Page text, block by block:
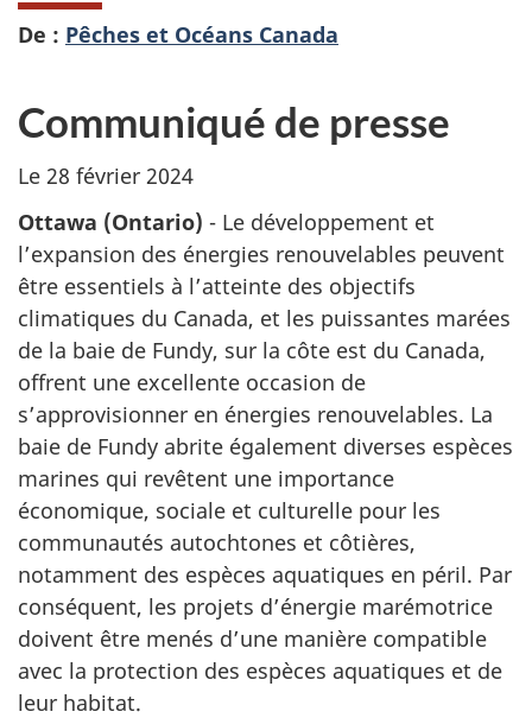
De : Pêches et Océans Canada
Communiqué de presse
Le 28 février 2024
Ottawa (Ontario) - Le développement et
l’expansion des énergies renouvelables peuvent
être essentiels à l’atteinte des objectifs
climatiques du Canada, et les puissantes marées
de la baie de Fundy, sur la côte est du Canada,
offrent une excellente occasion de
s’approvisionner en énergies renouvelables. La
baie de Fundy abrite également diverses espèces
marines qui revêtent une importance
économique, sociale et culturelle pour les
communautés autochtones et côtières,
notamment des espèces aquatiques en péril. Par
conséquent, les projets d’énergie marémotrice
doivent être menés d’une manière compatible
avec la protection des espèces aquatiques et de
leur habitat.